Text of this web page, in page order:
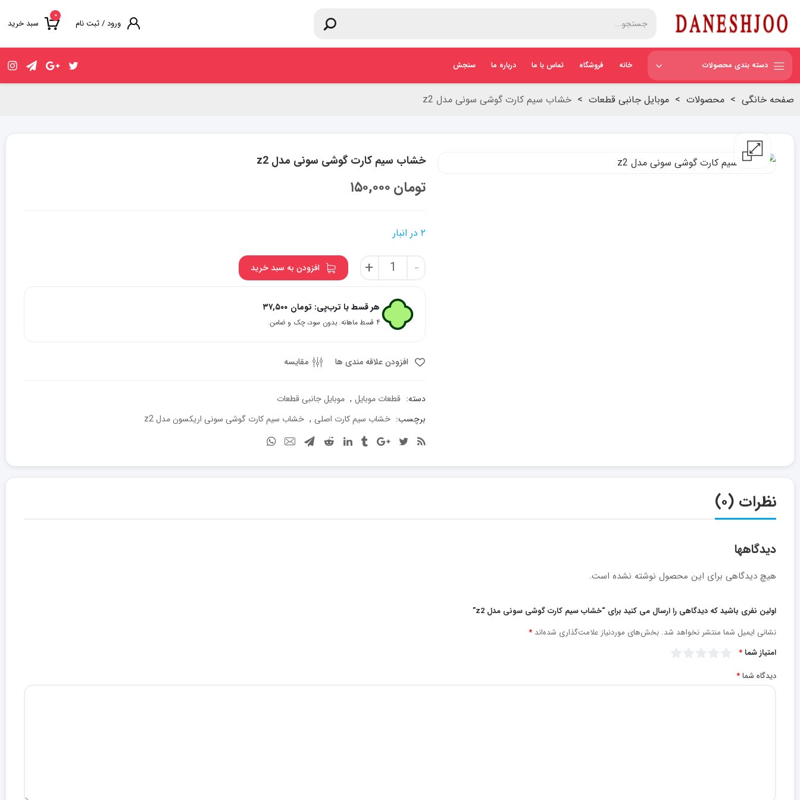
۰
سبد خرید ورود / ثبت نام
دسته بندی محصولات خانه فروشگاه تماس با ما درباره ما سنجش
صفحه خانگی > محصولات > موبایل جانبی قطعات > خشاب سیم کارت گوشی سونی مدل z2
خشاب سیم کارت گوشی سونی مدل z2
۱۵۰,۰۰۰تومان
۲ در انبار
-
خشاب
سیم
گوشی
سونی
مدل
عدد
+ افزودن به سبد خرید
هر قسط با ترب‌پی: ۳۷,۵۰۰ تومان
۴ قسط ماهانه. بدون سود، چک و ضامن.
افزودن علاقه مندی ها مقایسه
دسته: قطعات موبایل , موبایل جانبی قطعات
برچسب: خشاب سیم کارت اصلی , خشاب سیم کارت گوشی سونی اریکسون مدل z2
نظرات (۰)
دیدگاهها
هیچ دیدگاهی برای این محصول نوشته نشده است.
اولین نفری باشید که دیدگاهی را ارسال می کنید برای “خشاب سیم کارت گوشی سونی مدل z2”
نشانی ایمیل شما منتشر نخواهد شد. بخش‌های موردنیاز علامت‌گذاری شده‌اند *
امتیاز شما*
دیدگاه شما*